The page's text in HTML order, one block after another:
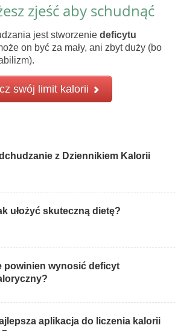
zjeść aby schudnąć
jest stworzenie deficytu
on być za mały, ani zbyt duży (bo
swój limit kalorii
z Dziennikiem Kalorii
ułożyć skuteczną dietę?
powinien wynosić deficyt
aplikacja do liczenia kalorii